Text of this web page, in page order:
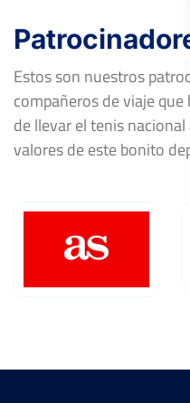
Estos son nuestros
compañeros de viaje
de llevar el tenis
valores de este bonito